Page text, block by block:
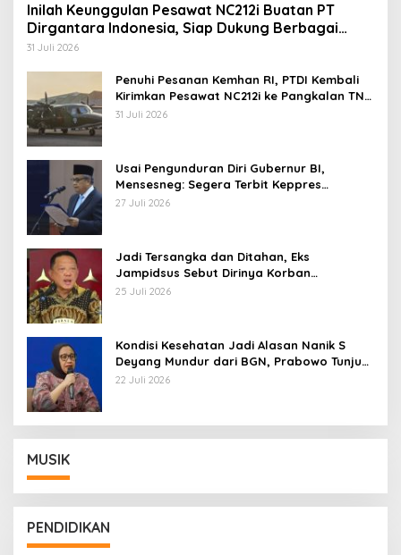
Inilah Keunggulan Pesawat NC212i Buatan PT
Dirgantara Indonesia, Siap Dukung Berbagai
Operasi TNI
31 Juli 2026
Penuhi Pesanan Kemhan RI, PTDI Kembali
Kirimkan Pesawat NC212i ke Pangkalan TNI
AU
31 Juli 2026
Usai Pengunduran Diri Gubernur BI,
Mensesneg: Segera Terbit Keppres
Pemberhentian dengan Hormat
27 Juli 2026
Jadi Tersangka dan Ditahan, Eks
Jampidsus Sebut Dirinya Korban
Kriminalisasi
25 Juli 2026
Kondisi Kesehatan Jadi Alasan Nanik S
Deyang Mundur dari BGN, Prabowo Tunjuk
Wamentan Sudaryono
22 Juli 2026
MUSIK
PENDIDIKAN